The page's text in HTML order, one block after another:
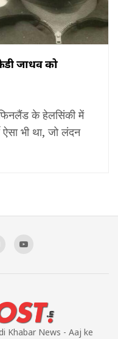
जाधव को
के हेलसिंकी में
भी था, जो लंदन
Khabar News - Aaj ke